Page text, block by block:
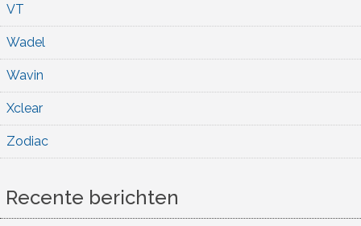
VT
Wadel
Wavin
Xclear
Zodiac
Recente berichten